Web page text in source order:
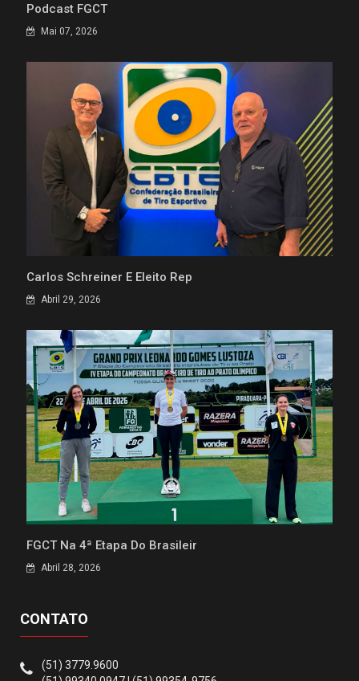
Podcast FGCT
Mai 07, 2026
Carlos Schreiner É Eleito Rep
Abril 29, 2026
FGCT Na 4ª Etapa Do Brasileir
Abril 28, 2026
CONTATO
(51) 3779.9600